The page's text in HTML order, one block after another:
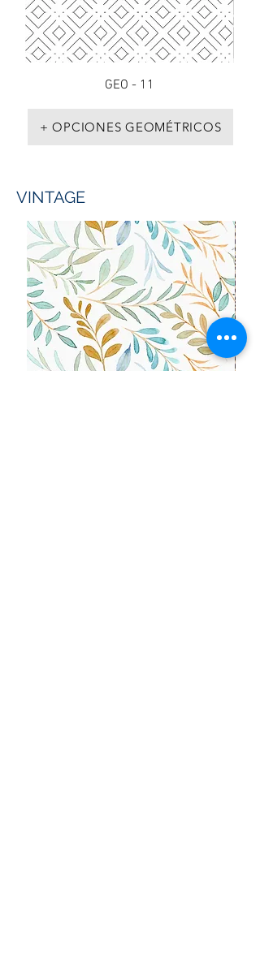
GEO - 11
+ OPCIONES GEOMÉTRICOS
VINTAGE